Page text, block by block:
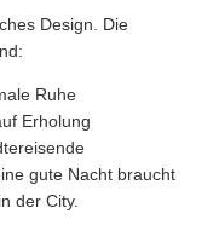
Design. Die
Ruhe
Erholung
gute Nacht braucht
der City.